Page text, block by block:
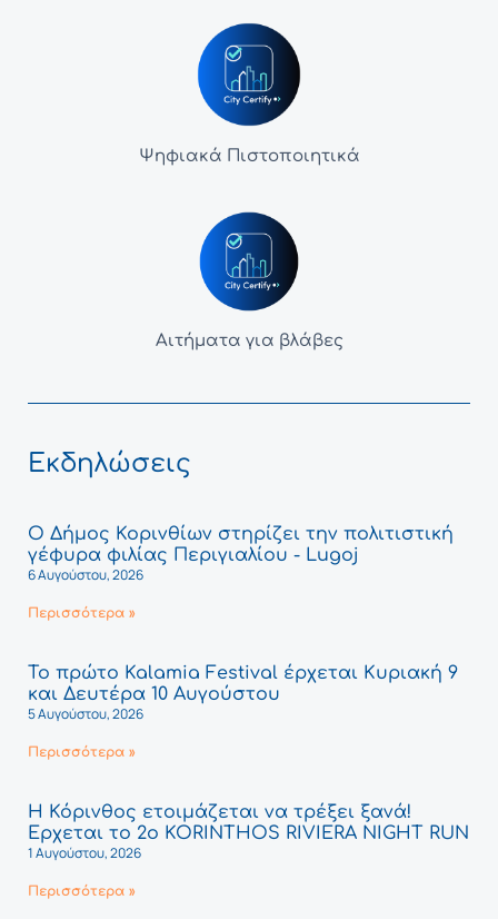
Ψηφιακά Πιστοποιητικά
Αιτήματα για βλάβες
Εκδηλώσεις
Ο Δήμος Κορινθίων στηρίζει την πολιτιστική
γέφυρα φιλίας Περιγιαλίου - Lugoj
6 Αυγούστου, 2026
Περισσότερα »
Το πρώτο Kalamia Festival έρχεται Κυριακή 9
και Δευτέρα 10 Αυγούστου
5 Αυγούστου, 2026
Περισσότερα »
Η Κόρινθος ετοιμάζεται να τρέξει ξανά!
Έρχεται το 2ο KORINTHOS RIVIERA NIGHT RUN
1 Αυγούστου, 2026
Περισσότερα »